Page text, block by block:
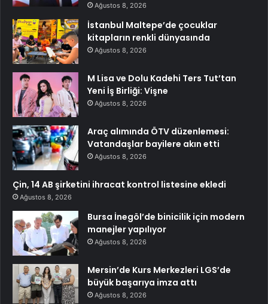
Ağustos 8, 2026
İstanbul Maltepe’de çocuklar
kitapların renkli dünyasında
Ağustos 8, 2026
M Lisa ve Dolu Kadehi Ters Tut’tan
Yeni İş Birliği: Vişne
Ağustos 8, 2026
Araç alımında ÖTV düzenlemesi:
Vatandaşlar bayilere akın etti
Ağustos 8, 2026
Çin, 14 AB şirketini ihracat kontrol listesine ekledi
Ağustos 8, 2026
Bursa İnegöl’de binicilik için modern
manejler yapılıyor
Ağustos 8, 2026
Mersin’de Kurs Merkezleri LGS’de
büyük başarıya imza attı
Ağustos 8, 2026